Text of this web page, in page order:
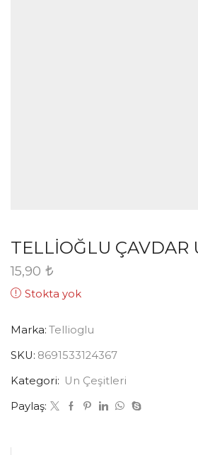
TELLİOĞLU ÇAVDAR
15,90
Stokta yok
Marka: Tellioglu
SKU: 8691533124367
Kategori: Un Çeşitleri
Paylaş: